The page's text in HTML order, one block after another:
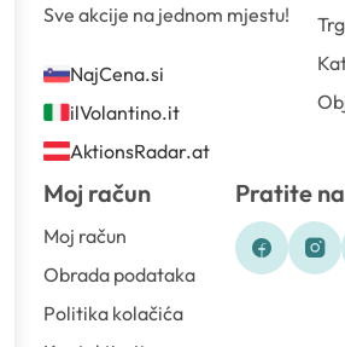
Sve akcije na jednom mjestu!
NajCena.si
ilVolantino.it
AktionsRadar.at
Moj račun
Moj račun
Obrada podataka
Politika kolačića
Pratite